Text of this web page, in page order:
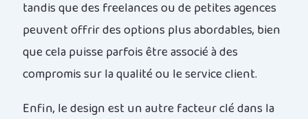
tandis que des freelances ou de petites agences
peuvent offrir des options plus abordables, bien
que cela puisse parfois être associé à des
compromis sur la qualité ou le service client.
Enfin, le design est un autre facteur clé dans la